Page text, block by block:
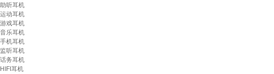
助听耳机
运动耳机
游戏耳机
音乐耳机
手机耳机
监听耳机
话务耳机
HIFI耳机